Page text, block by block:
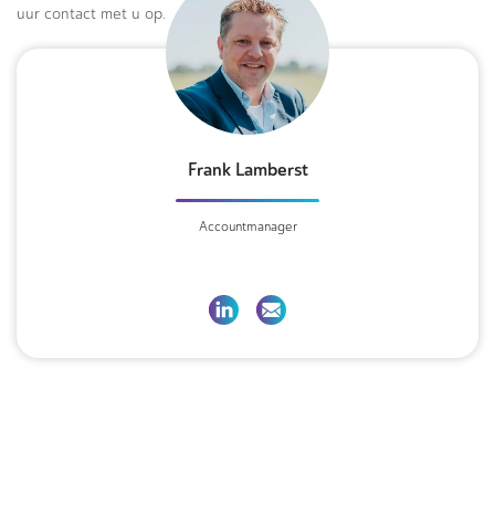
uur contact met u op.
Frank Lamberst
Accountmanager